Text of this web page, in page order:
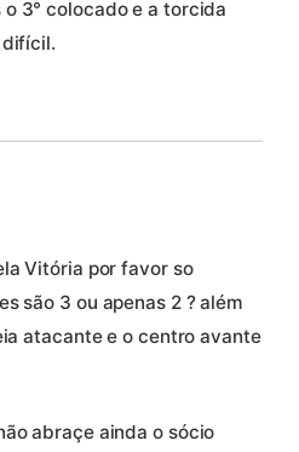
3° colocado e a torcida
Vitória por favor so
são 3 ou apenas 2 ? além
atacante e o centro avante
abraçe ainda o sócio